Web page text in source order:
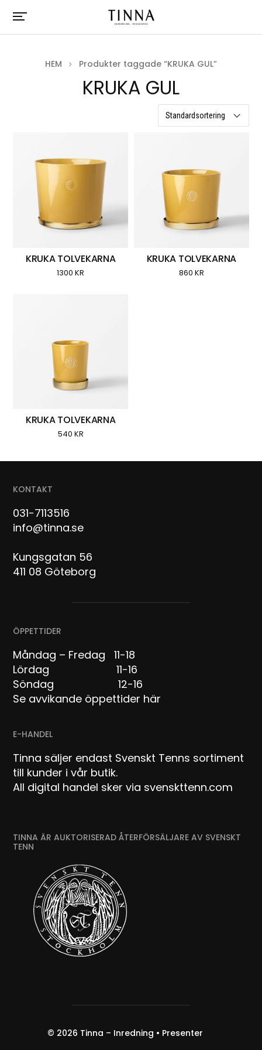
HEM Produkter taggade “KRUKA GUL”
KRUKA GUL
KRUKA TOLVEKARNA
1300KR
KRUKA TOLVEKARNA
860 KR
KRUKA TOLVEKARNA
540 KR
KONTAKT
031-7113516
info@tinna.se
Kungsgatan 56
411 08 Göteborg
ÖPPETTIDER
Måndag – Fredag 11-18
Lördag 11-16
Söndag 12-16
Se avvikande öppettider här
E-HANDEL
Tinna säljer endast Svenskt Tenns sortiment
till kunder i vår butik.
All digital handel sker via svenskttenn.com
TINNA ÄR AUKTORISERAD ÅTERFÖRSÄLJARE AV SVENSKT
TENN
© 2026 Tinna – Inredning • Presenter